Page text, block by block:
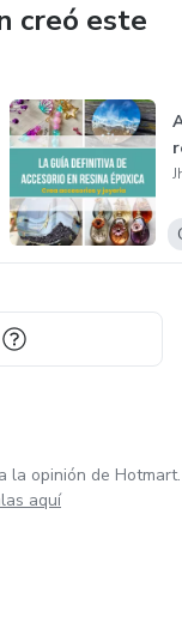
niño avance sin
creó este
la opinión de Hotmart.
aquí